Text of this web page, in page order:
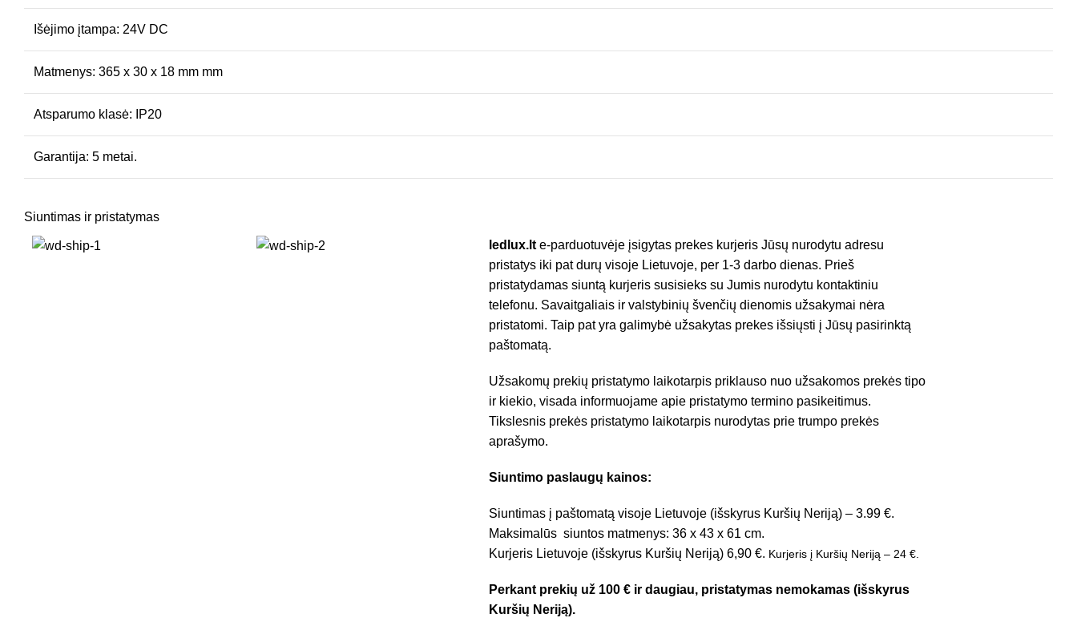
Išėjimo įtampa: 24V DC
Matmenys: 365 x 30 x 18 mm mm
Atsparumo klasė: IP20
Garantija: 5 metai.
Siuntimas ir pristatymas
ledlux.lt e-parduotuvėje įsigytas prekes kurjeris Jūsų nurodytu adresu
pristatys iki pat durų visoje Lietuvoje, per 1-3 darbo dienas. Prieš
pristatydamas siuntą kurjeris susisieks su Jumis nurodytu kontaktiniu
telefonu. Savaitgaliais ir valstybinių švenčių dienomis užsakymai nėra
pristatomi. Taip pat yra galimybė užsakytas prekes išsiųsti į Jūsų pasirinktą
paštomatą.
Užsakomų prekių pristatymo laikotarpis priklauso nuo užsakomos prekės tipo
ir kiekio, visada informuojame apie pristatymo termino pasikeitimus.
Tikslesnis prekės pristatymo laikotarpis nurodytas prie trumpo prekės
aprašymo.
Siuntimo paslaugų kainos:
Siuntimas į paštomatą visoje Lietuvoje (išskyrus Kuršių Neriją) – 3.99 €.
Maksimalūs siuntos matmenys: 36 x 43 x 61 cm.
Kurjeris Lietuvoje (išskyrus Kuršių Neriją) 6,90 €. Kurjeris į Kuršių Neriją – 24 €.
Perkant prekių už 100 € ir daugiau, pristatymas nemokamas (išskyrus
Kuršių Neriją).